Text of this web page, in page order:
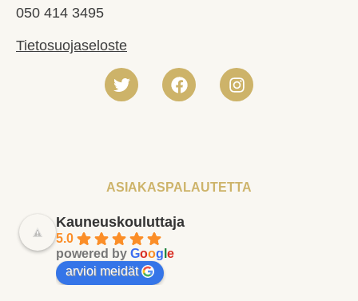
050 414 3495
Tietosuojaseloste
ASIAKASPALAUTETTA
Kauneuskouluttaja
5.0
powered by Goog e
arvioi meidät